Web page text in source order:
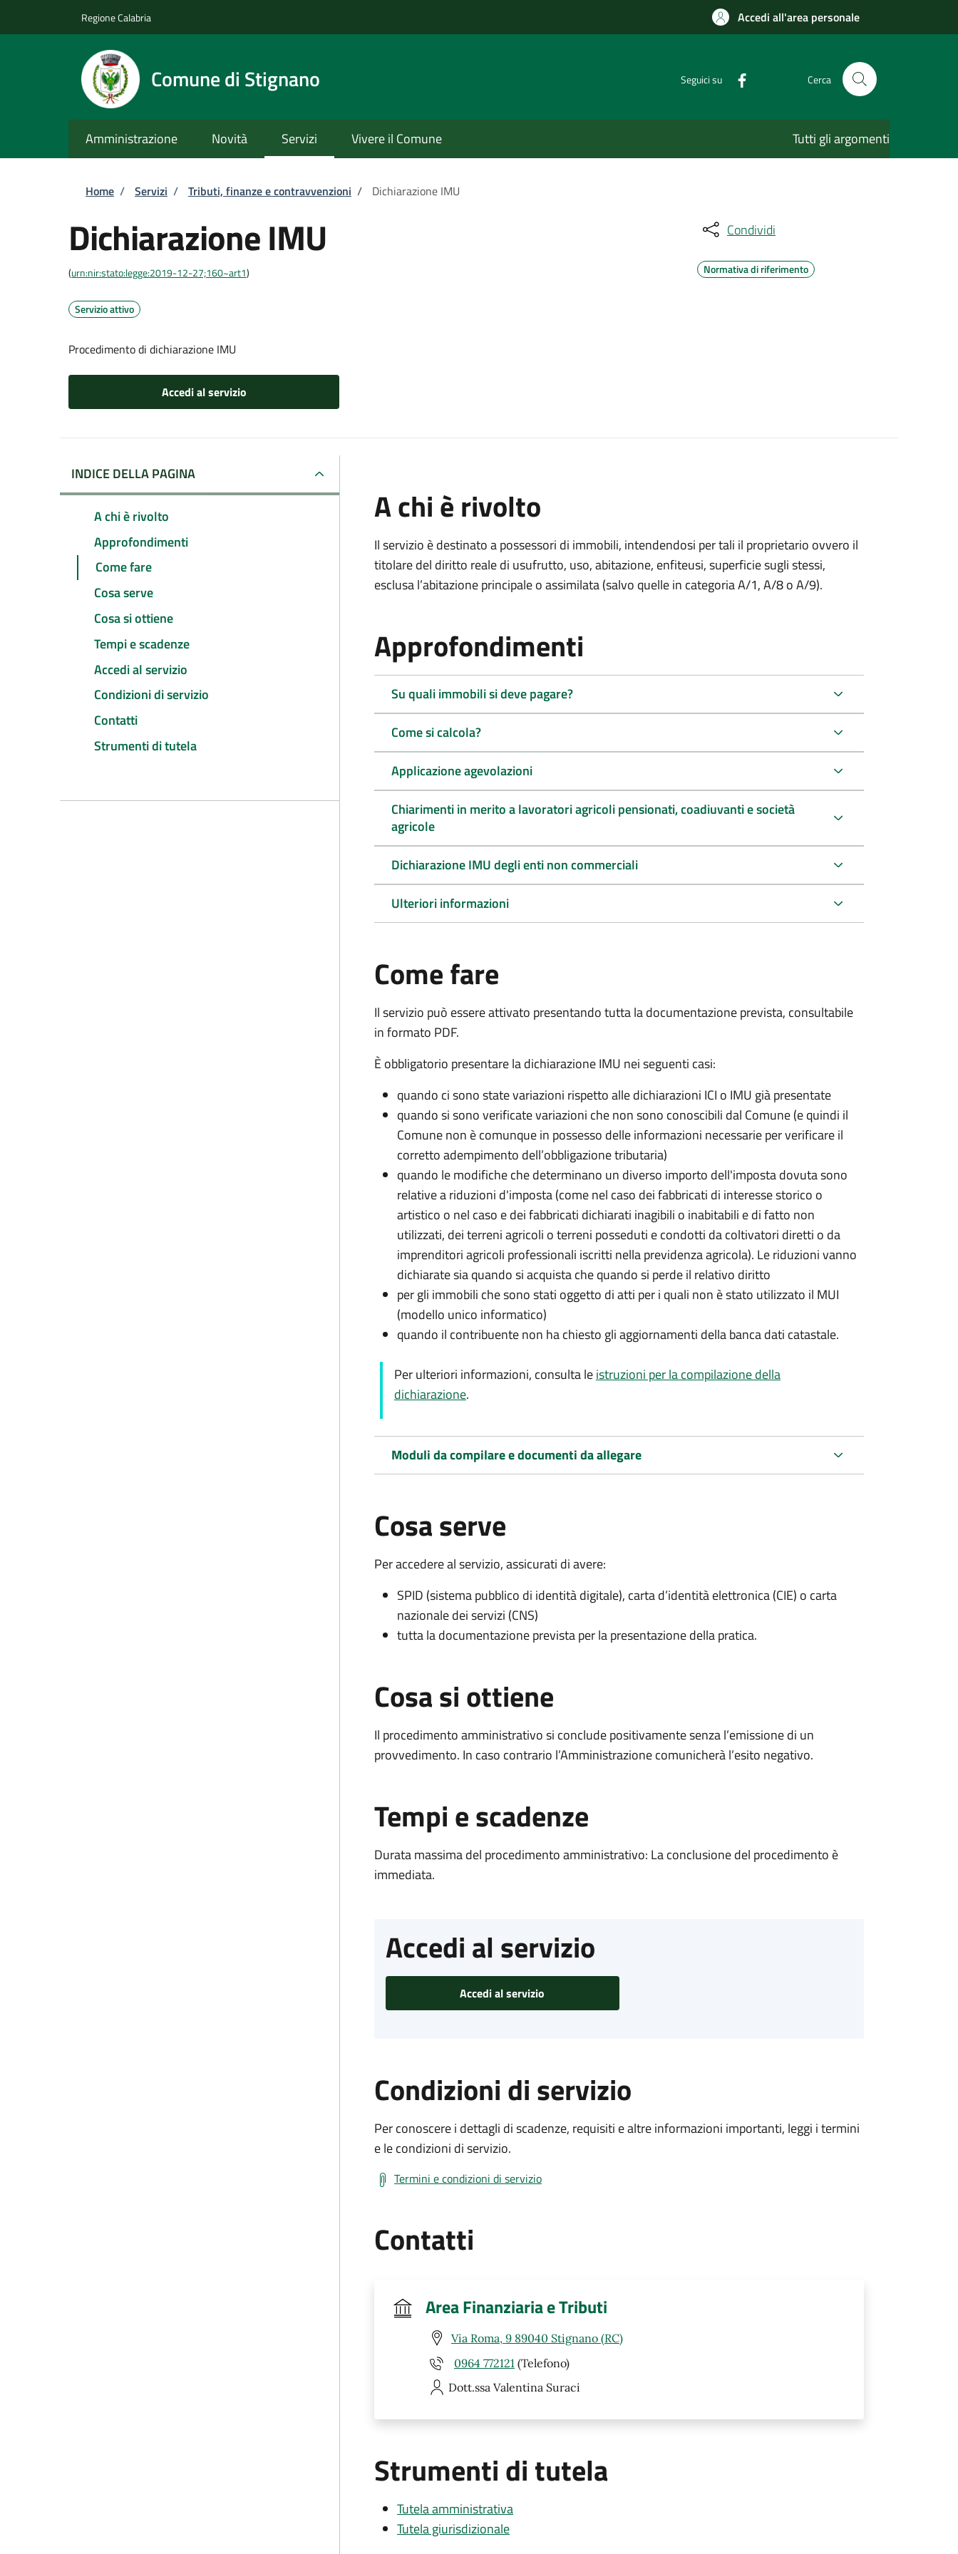
Regione Calabria Accedi all'area personale
Comune di Stignano Seguici su Cerca
Amministrazione Novità Servizi Vivere il Comune Tutti gli argomenti
Briciole di pane
Home / Servizi / Tributi, finanze e contravvenzioni / Dichiarazione IMU
Dichiarazione IMU
(urn:nir:stato:legge:2019-12-27;160~art1)
Servizio attivo
Procedimento di dichiarazione IMU
Accedi al servizio
Condividi
Normativa di riferimento
INDICE DELLA PAGINA
A chi è rivolto
Approfondimenti
Come fare
Cosa serve
Cosa si ottiene
Tempi e scadenze
Accedi al servizio
Condizioni di servizio
Contatti
Strumenti di tutela
A chi è rivolto
Il servizio è destinato apossessori di immobili, intendendosi per tali il proprietario ovvero il
titolare del diritto reale di usufrutto, uso, abitazione, enfiteusi, superficie sugli stessi,
esclusa l’abitazione principale o assimilata (salvo quelle in categoria A/1, A/8 o A/9).
Approfondimenti
Su quali immobili si deve pagare?
Come si calcola?
Applicazione agevolazioni
Chiarimenti in merito a lavoratori agricoli pensionati, coadiuvanti e società
agricole
Dichiarazione IMU degli enti non commerciali
Ulteriori informazioni
Come fare
Il servizio può essere attivato presentando tutta la documentazione prevista, consultabile
in formato PDF.
È obbligatorio presentare la dichiarazione IMU nei seguenti casi:
quando ci sono state variazioni rispetto alle dichiarazioni ICI o IMU già presentate
quando si sono verificate variazioni che non sono conoscibili dal Comune (e quindi il
Comune non è comunque in possesso delle informazioni necessarie per verificare il
corretto adempimento dell’obbligazione tributaria)
quando le modifiche che determinano un diverso importo dell'imposta dovuta sono
relative a riduzioni d'imposta (come nel caso dei fabbricati di interesse storico o
artistico o nel caso e dei fabbricati dichiarati inagibili o inabitabili e di fatto non
utilizzati, dei terreni agricoli o terreni posseduti e condotti da coltivatori diretti o da
imprenditori agricoli professionali iscritti nella previdenza agricola). Le riduzioni vanno
dichiarate sia quando si acquista che quando si perde il relativo diritto
per gli immobili che sono stati oggetto di atti per i quali non è stato utilizzato il MUI
(modello unico informatico)
quando il contribuente non ha chiesto gli aggiornamenti della banca dati catastale.
Per ulteriori informazioni, consulta leistruzioni per la compilazione della
dichiarazione.
Moduli da compilare e documenti da allegare
Cosa serve
Per accedere al servizio, assicurati di avere:
SPID (sistema pubblico di identità digitale), carta d’identità elettronica (CIE) o carta
nazionale dei servizi (CNS)
tutta la documentazione prevista per la presentazione della pratica.
Cosa si ottiene
Il procedimento amministrativo si conclude positivamente senza l’emissione di un
provvedimento. In caso contrario l’Amministrazione comunicherà l’esito negativo.
Tempi e scadenze
Durata massima del procedimento amministrativo: La conclusione del procedimento è
immediata.
Accedi al servizio
Accedi al servizio
Condizioni di servizio
Per conoscere i dettagli di scadenze, requisiti e altre informazioni importanti, leggi i termini
e le condizioni di servizio.
Termini e condizioni di servizio
Contatti
Area Finanziaria e Tributi
Via Roma, 9 89040 Stignano (RC)
0964 772121 (Telefono)
Dott.ssa Valentina Suraci
Strumenti di tutela
Tutela amministrativa
Tutela giurisdizionale